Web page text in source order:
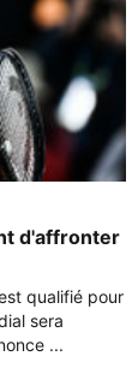
d'affronter
qualifié pour
sera
...